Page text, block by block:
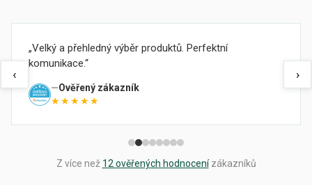
‹
Velký a přehledný výběr produktů. Perfektní
komunikace.
Ověřený zákazník
★★★★★
›
Z více než 12 ověřených hodnocenízákazníků